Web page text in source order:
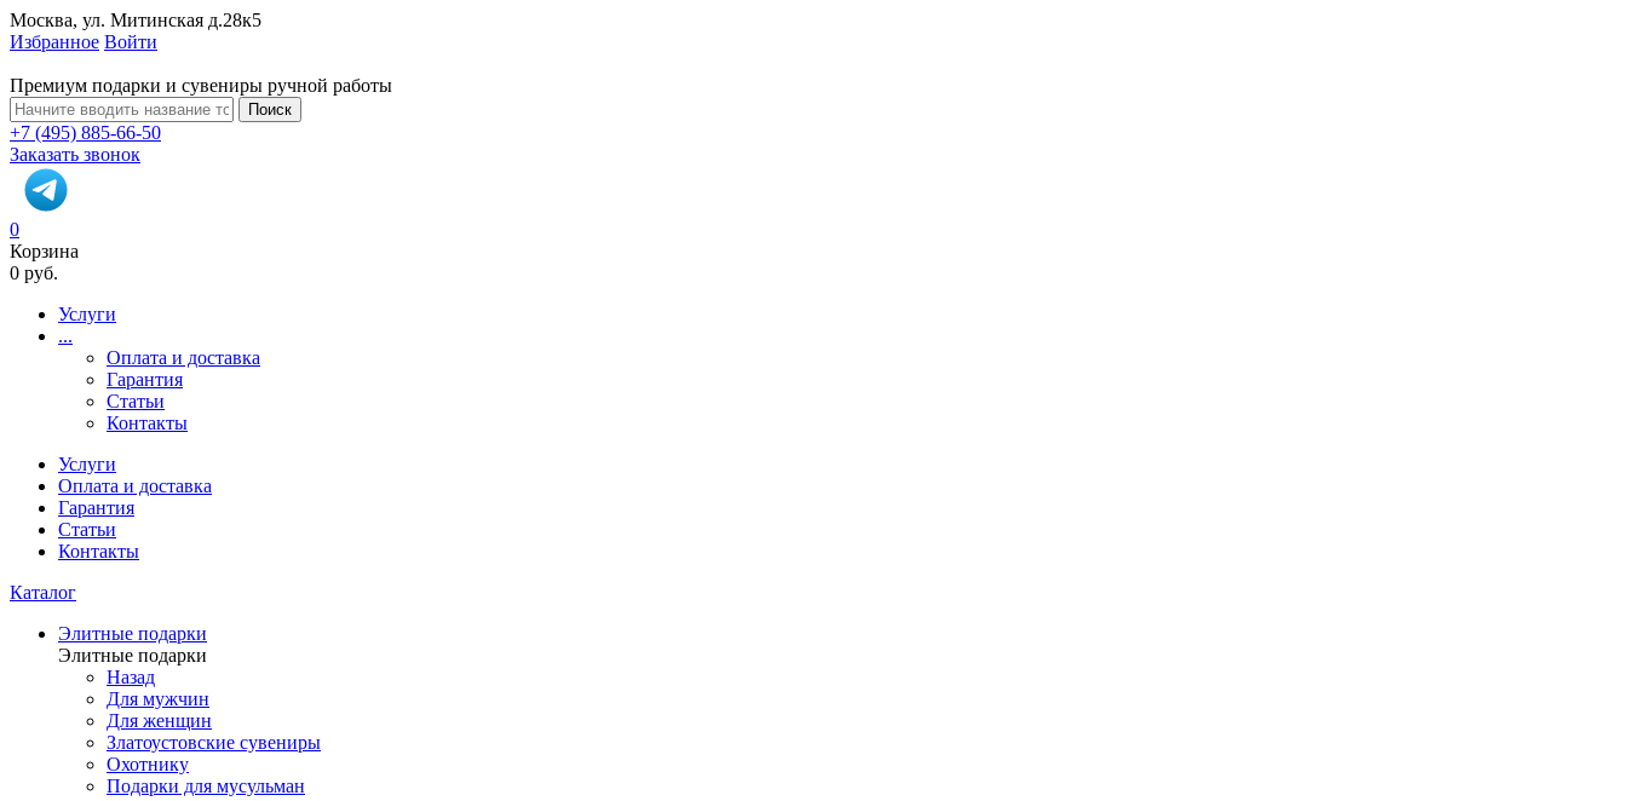
Москва, ул. Митинская д.28к5
Избранное Войти
Премиум подарки и сувениры ручной работы
Поиск
+7 (495) 885-66-50
Заказать звонок
0
Корзина
0 руб.
Услуги
...
Оплата и доставка
Гарантия
Статьи
Контакты
Услуги
Оплата и доставка
Гарантия
Статьи
Контакты
Каталог
Элитные подарки
Элитные подарки
Назад
Для мужчин
Для женщин
Златоустовские сувениры
Охотнику
Подарки для мусульман